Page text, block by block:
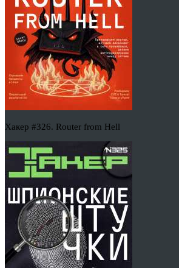
Хакер #326. Router from Hell